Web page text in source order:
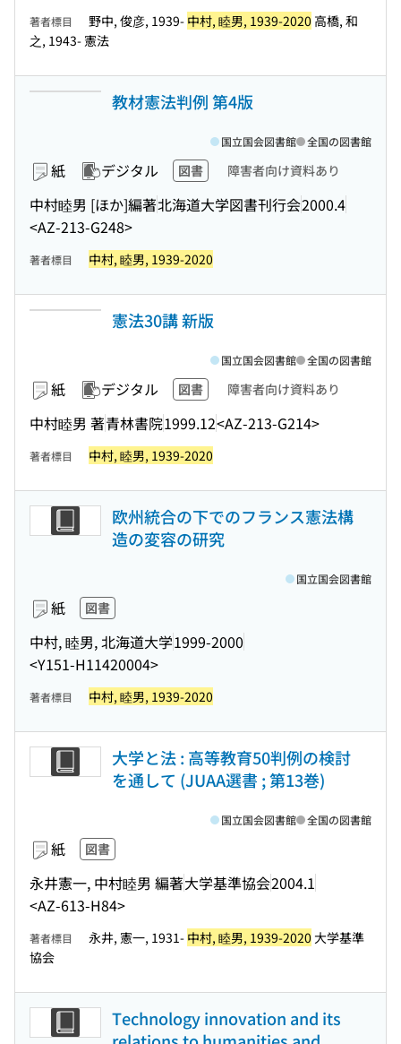
著者標目 野中, 俊彦, 1939- 中村, 睦男, 1939-2020 高橋, 和
之, 1943- 憲法
教材憲法判例 第4版
紙 デジタル 図書 障害者向け資料あり
中村睦男 [ほか]編著北海道大学図書刊行会2000.4
<AZ-213-G248>
国立国会図書館 全国の図書館
著者標目 中村, 睦男, 1939-2020
憲法30講 新版
紙 デジタル 図書 障害者向け資料あり
中村睦男 著青林書院1999.12<AZ-213-G214>
国立国会図書館 全国の図書館
著者標目 中村, 睦男, 1939-2020
欧州統合の下でのフランス憲法構
造の変容の研究
紙 図書
中村, 睦男, 北海道大学1999-2000
<Y151-H11420004>
国立国会図書館
著者標目 中村, 睦男, 1939-2020
大学と法 : 高等教育50判例の検討
を通して (JUAA選書 ; 第13巻)
紙 図書
永井憲一, 中村睦男 編著大学基準協会2004.1
<AZ-613-H84>
国立国会図書館 全国の図書館
著者標目 永井, 憲一, 1931- 中村, 睦男, 1939-2020 大学基準
協会
Technology innovation and its